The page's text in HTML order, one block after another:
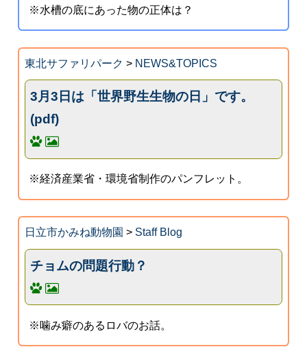
※水槽の底にあった物の正体は？
東北サファリパーク > NEWS&TOPICS
3月3日は「世界野生生物の日」です。
(pdf)
※経済産業省・環境省制作のパンフレット。
日立市かみね動物園 > Staff Blog
チョムの問題行動？
※噛み癖のあるロバのお話。